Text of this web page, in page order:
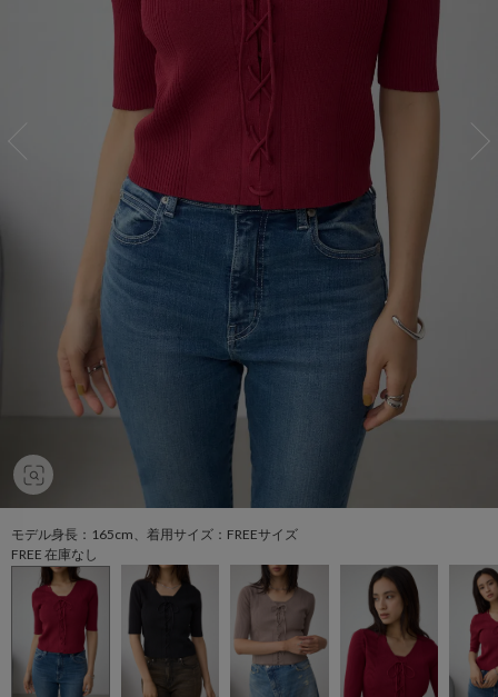
モデル身長：165cm、着用サイズ：FREEサイズ
FREE 在庫なし